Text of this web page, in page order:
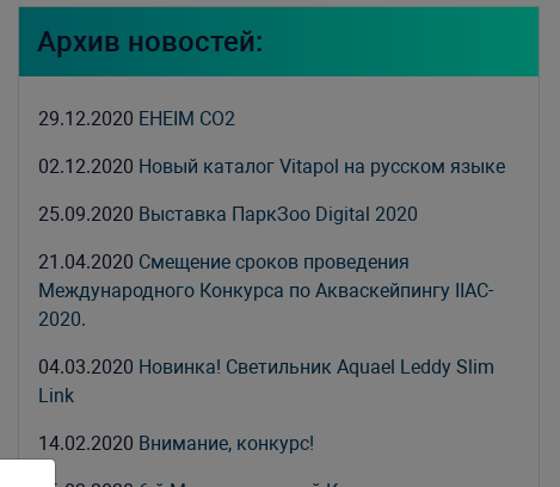
Архив новостей:
29.12.2020 EHEIM CO2
02.12.2020 Новый каталог Vitapol на русском языке
25.09.2020 Выставка ПаркЗоо Digital 2020
21.04.2020 Смещение сроков проведения
Международного Конкурса по Акваскейпингу IIAC-
2020.
04.03.2020 Новинка! Светильник Aquael Leddy Slim
Link
14.02.2020 Внимание, конкурс!